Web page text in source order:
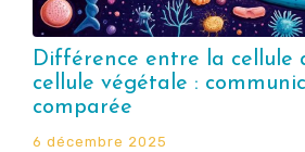
Différence entre la cellule
cellule végétale :
comparée
6 décembre 2025